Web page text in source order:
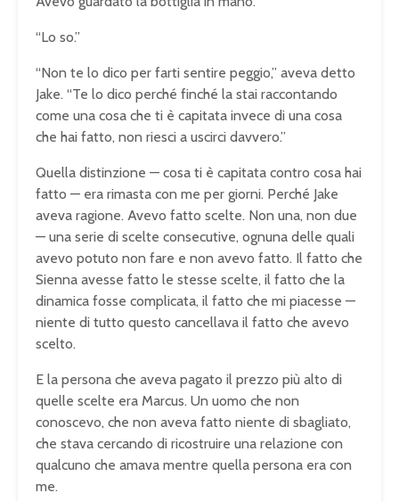
“Lo so.”
“Non te lo dico per farti sentire peggio,” aveva detto
Jake. “Te lo dico perché finché la stai raccontando
come una cosa che ti è capitata invece di una cosa
che hai fatto, non riesci a uscirci davvero.”
Quella distinzione — cosa ti è capitata contro cosa hai
fatto — era rimasta con me per giorni. Perché Jake
aveva ragione. Avevo fatto scelte. Non una, non due
— una serie di scelte consecutive, ognuna delle quali
avevo potuto non fare e non avevo fatto. Il fatto che
Sienna avesse fatto le stesse scelte, il fatto che la
dinamica fosse complicata, il fatto che mi piacesse —
niente di tutto questo cancellava il fatto che avevo
scelto.
E la persona che aveva pagato il prezzo più alto di
quelle scelte era Marcus. Un uomo che non
conoscevo, che non aveva fatto niente di sbagliato,
che stava cercando di ricostruire una relazione con
qualcuno che amava mentre quella persona era con
me.